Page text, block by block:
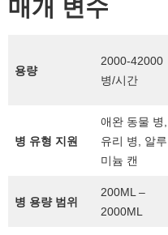
매개 변수
용량
2000-42000
병/시간
병 유형 지원
애완 동물 병,
유리 병, 알루
미늄 캔
병 용량 범위
200ML –
2000ML